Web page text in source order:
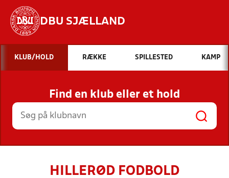
DBU SJÆLLAND
Hvad vil du søge efter?
INDHOLD OG NYHEDER
STILLINGER, RESULTATER, KLUBBER OG
HOLD
KLUB/HOLD RÆKKE SPILLESTED KAMP
Find en klub eller et hold
HILLERØD FODBOLD